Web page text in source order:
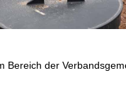
Bereich der